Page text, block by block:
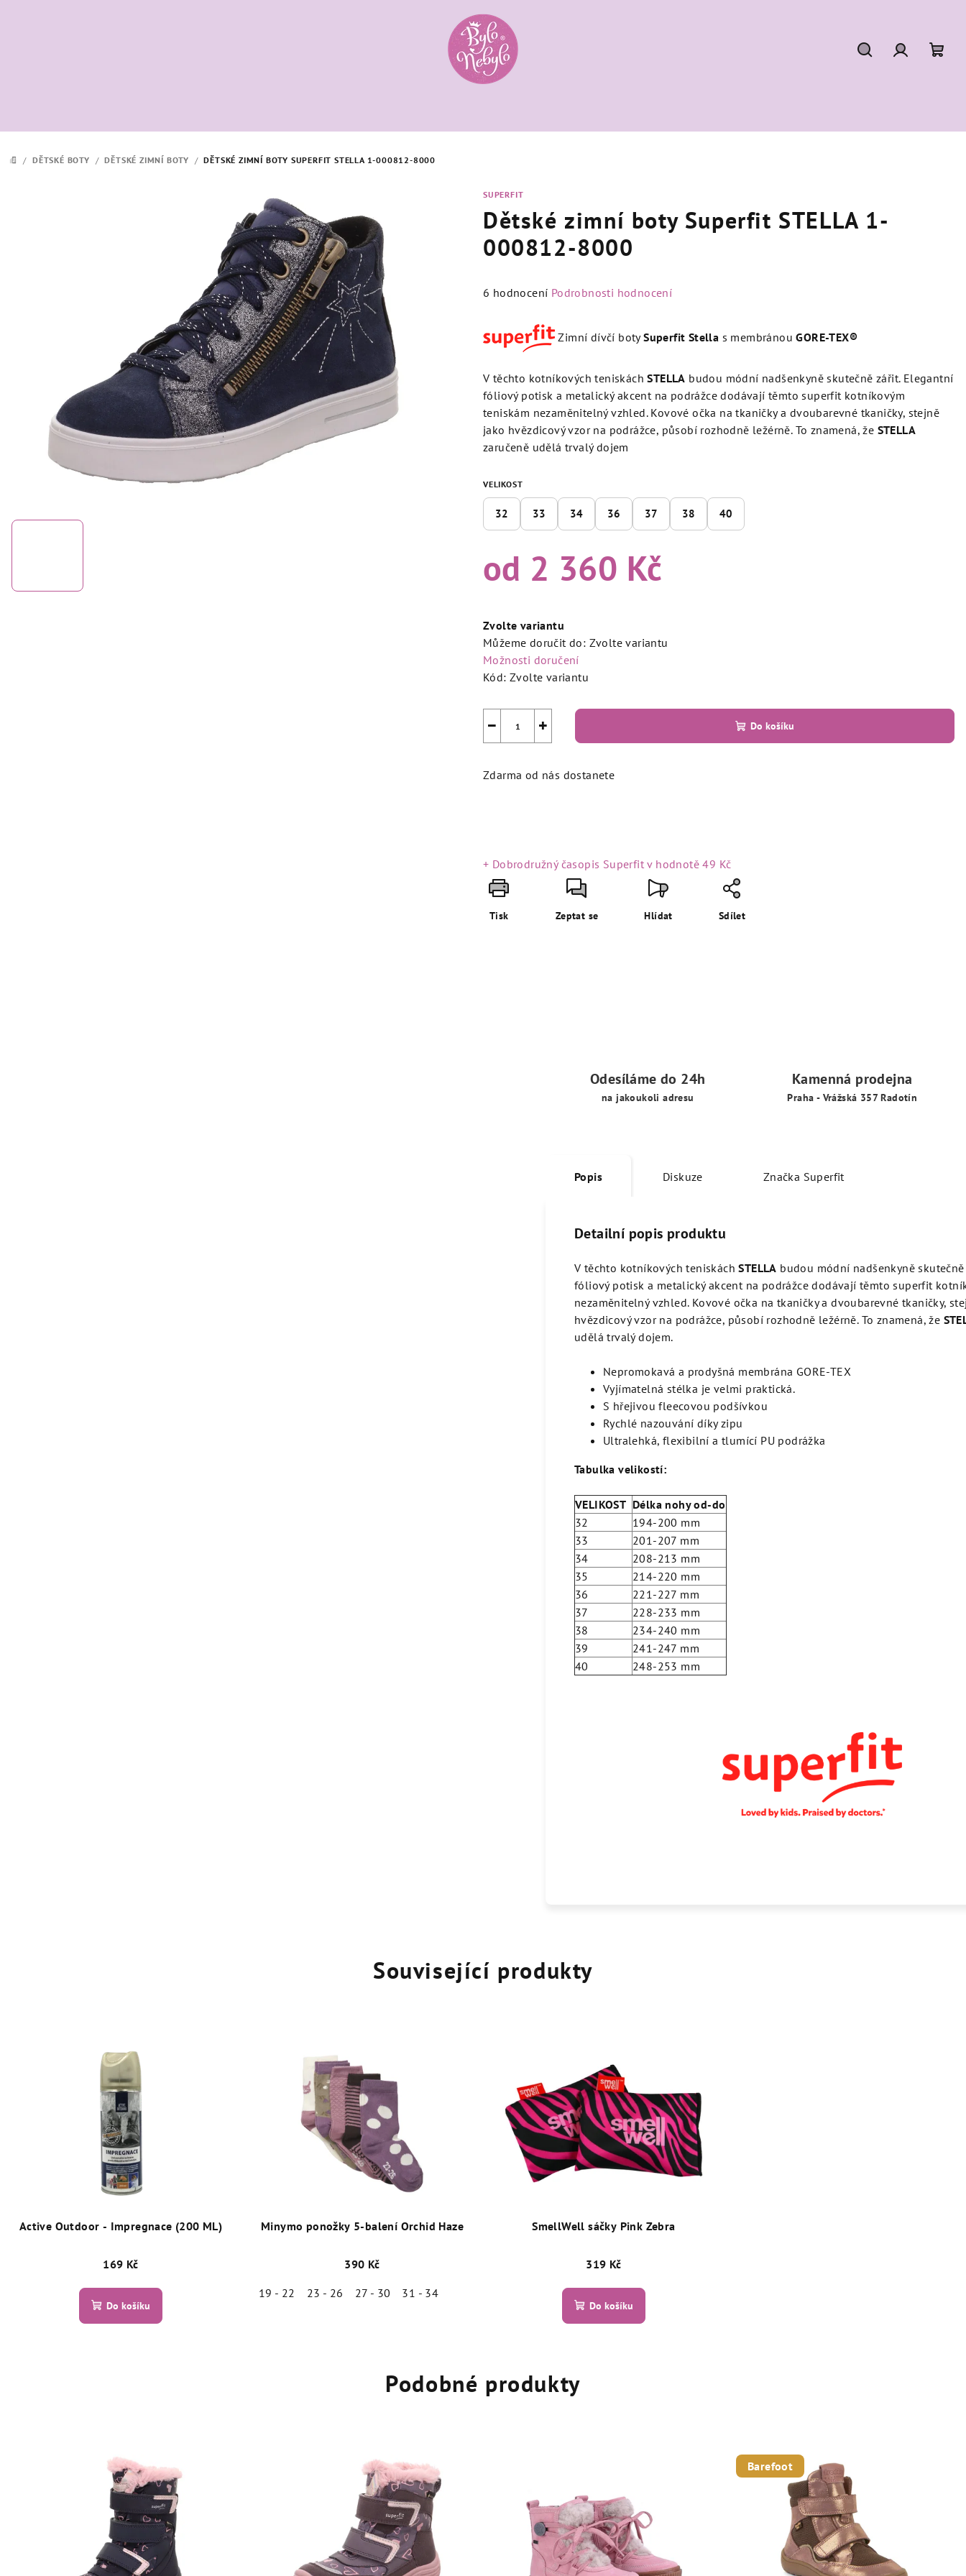
DOMŮ
/ DĚTSKÉ BOTY / DĚTSKÉ ZIMNÍ BOTY / DĚTSKÉ ZIMNÍ BOTY SUPERFIT STELLA 1-000812-8000
SUPERFIT
Dětské zimní boty Superfit STELLA 1-
000812-8000
Průměrné
je
z
5
hvězdiček.
6 hodnocení Podrobnosti hodnocení
Zimní dívčí botySuperfit Stella s membránouGORE-TEX®
V těchto kotníkových teniskáchSTELLA budou módní nadšenkyně skutečně zářit. Elegantní
fóliový potisk a metalický akcent na podrážce dodávají těmto superfit kotníkovým
teniskám nezaměnitelný vzhled. Kovové očka na tkaničky a dvoubarevné tkaničky, stejně
jako hvězdicový vzor na podrážce, působí rozhodně ležérně. To znamená, že STELLA
zaručeně udělá trvalý dojem
VELIKOST
32 33 34 36 37 38 40
od 2 360 Kč
cena:
Zvolte variantu
Můžeme doručit do: Zvolte variantu
Možnosti doručení
Kód: Zvolte variantu
+
− Do košíku
Zdarma od nás dostanete
+ Dobrodružný časopis Superfitv hodnotě 49 Kč
Tisk Zeptat se Hlídat Sdílet
Odesíláme do 24h
na jakoukoli adresu
Kamenná prodejna
Praha - Vrážská 357 Radotín
Popis Diskuze Značka Superfit
Detailní popis produktu
V těchto kotníkových teniskáchSTELLA budou módní nadšenkyně
fóliový potisk a metalický akcent na podrážce dodávají těmto superfit
nezaměnitelný vzhled. Kovové očka na tkaničky a dvoubarevné tkaničky,
hvězdicový vzor na podrážce, působí rozhodně ležérně. To znamená, že
udělá trvalý dojem.
Nepromokavá a prodyšná membrána GORE-TEX
Vyjímatelná stélka je velmi praktická.
S hřejivou fleecovou podšívkou
Rychlé nazouvání díky zipu
Ultralehká, flexibilní a tlumící PU podrážka
Tabulka velikostí:
VELIKOST Délka nohy od-do
32
194-200 mm
33
201-207 mm
34
208-213 mm
35
214-220 mm
36
221-227 mm
37
228-233 mm
38
234-240 mm
39
241-247 mm
40
248-253 mm
Související produkty
Active Outdoor - Impregnace (200 ML)
169 Kč
Do košíku
Minymo ponožky 5-balení Orchid Haze
390 Kč
19 - 22
23 - 26 27 - 30 31 - 34
SmellWell sáčky Pink Zebra
319 Kč
Do košíku
Podobné produkty
Barefoot